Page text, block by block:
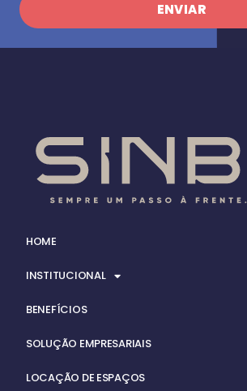
ENVIAR
HOME
INSTITUCIONAL
BENEFÍCIOS
SOLUÇÃO EMPRESARIAIS
LOCAÇÃO DE ESPAÇOS